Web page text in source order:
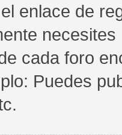
enlace de
cada foro
Puedes